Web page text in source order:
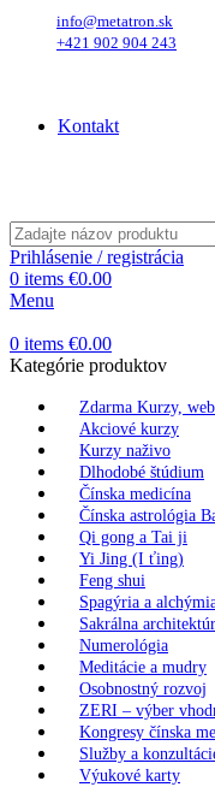
info@metatron.sk
+421 902 904 243
Kontakt
Prihlásenie / registrácia
0 items €0.00
Menu
0 items €0.00
Kategórie produktov
Zdarma Kurzy,
Akciové kurzy
Kurzy naživo
Dlhodobé štúdium
Čínska medicína
Čínska astrológia
Qi gong a Tai ji
Yi Jing (I ťing)
Feng shui
Spagýria a
Sakrálna
Numerológia
Meditácie a mudry
Osobnostný rozvoj
ZERI – výber
Kongresy čínska
Služby a
Výukové karty